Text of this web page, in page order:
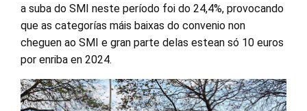
a suba do SMI neste período foi do 24,4%, provocando
que as categorías máis baixas do convenio non
cheguen ao SMI e gran parte delas estean só 10 euros
por enriba en 2024.